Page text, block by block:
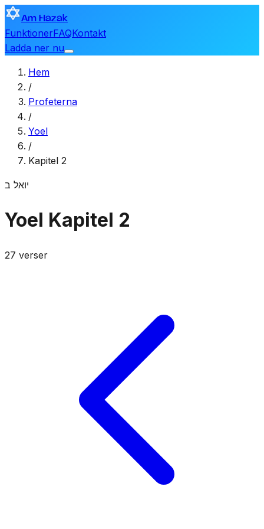
Am Hazak
FunktionerFAQKontakt
Ladda ner nu
Hem
/
Profeterna
/
Yoel
/
Kapitel 2
יואל ב
Yoel Kapitel 2
27 verser